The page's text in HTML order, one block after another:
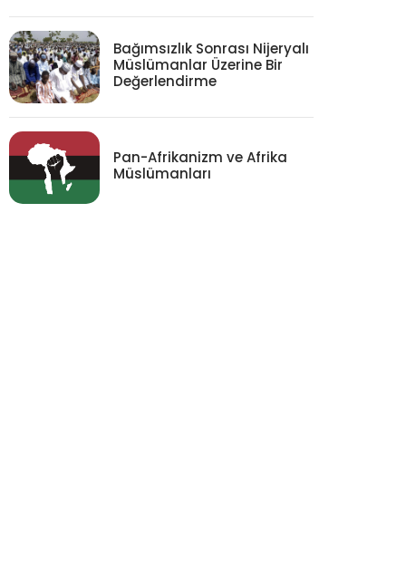
Bağımsızlık Sonrası Nijeryalı
Müslümanlar Üzerine Bir
Değerlendirme
Pan-Afrikanizm ve Afrika
Müslümanları